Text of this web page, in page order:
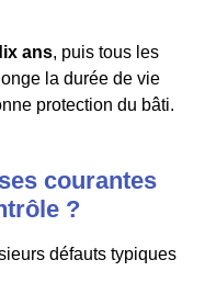
ans, puis tous les
la durée de vie
protection du bâti.
courantes
?
défauts typiques